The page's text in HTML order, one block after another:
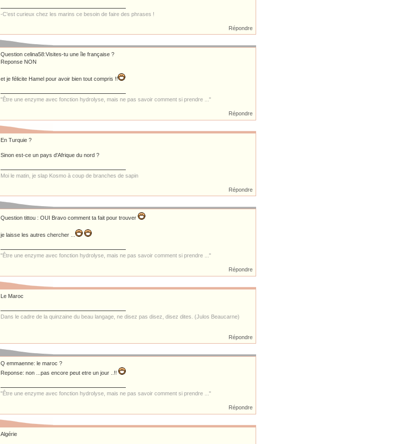
-C'est curieux chez les marins ce besoin de faire des phrases !
Répondre
Question celina58:Visites-tu une île française ?
Reponse NON
et je félicite Hamel pour avoir bien tout compris !!
"Être une enzyme avec fonction hydrolyse, mais ne pas savoir comment si prendre ..."
Répondre
En Turquie ?
Sinon est-ce un pays d'Afrique du nord ?
Moi le matin, je slap Kosmo à coup de branches de sapin
Répondre
Question tittou : OUI Bravo comment ta fait pour trouver
je laisse les autres chercher ...
"Être une enzyme avec fonction hydrolyse, mais ne pas savoir comment si prendre ..."
Répondre
Le Maroc
Dans le cadre de la quinzaine du beau langage, ne disez pas disez, disez dites. (Julos Beaucarne)
Répondre
Q emmaenne: le maroc ?
Reponse: non ...pas encore peut etre un jour ..!!
"Être une enzyme avec fonction hydrolyse, mais ne pas savoir comment si prendre ..."
Répondre
Algérie